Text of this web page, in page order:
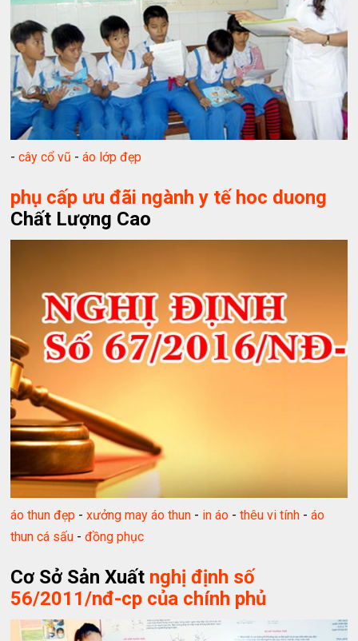
-cây cổ vũ -áo lớp đẹp
phụ cấp ưu đãi ngành y tế hoc duong
Chất Lượng Cao
áo thun đẹp -xưởng may áo thun - in áo -thêu vi tính -áo
thun cá sấu -đồng phục
Cơ Sở Sản Xuất nghị định số
56/2011/nđ-cp của chính phủ